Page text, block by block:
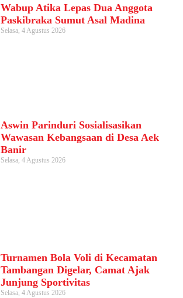
Wabup Atika Lepas Dua Anggota
Paskibraka Sumut Asal Madina
Selasa, 4 Agustus 2026
Aswin Parinduri Sosialisasikan
Wawasan Kebangsaan di Desa Aek
Banir
Selasa, 4 Agustus 2026
Turnamen Bola Voli di Kecamatan
Tambangan Digelar, Camat Ajak
Junjung Sportivitas
Selasa, 4 Agustus 2026